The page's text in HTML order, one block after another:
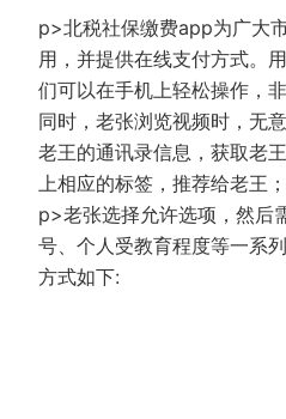
p>北税社保缴费app为广大
用，并提供在线支付方式。
们可以在手机上轻松操作，
同时，老张浏览视频时，无
老王的通讯录信息，获取老
上相应的标签，推荐给老王
p>老张选择允许选项，然后
号、个人受教育程度等一系
方式如下: